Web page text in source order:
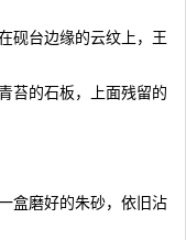
台边缘的云纹上，王
苔的石板，上面残留的
磨好的朱砂，依旧沾